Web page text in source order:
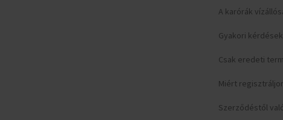
A karórák
Gyakori kérdések
Csak eredeti
Miért
Szerződéstől